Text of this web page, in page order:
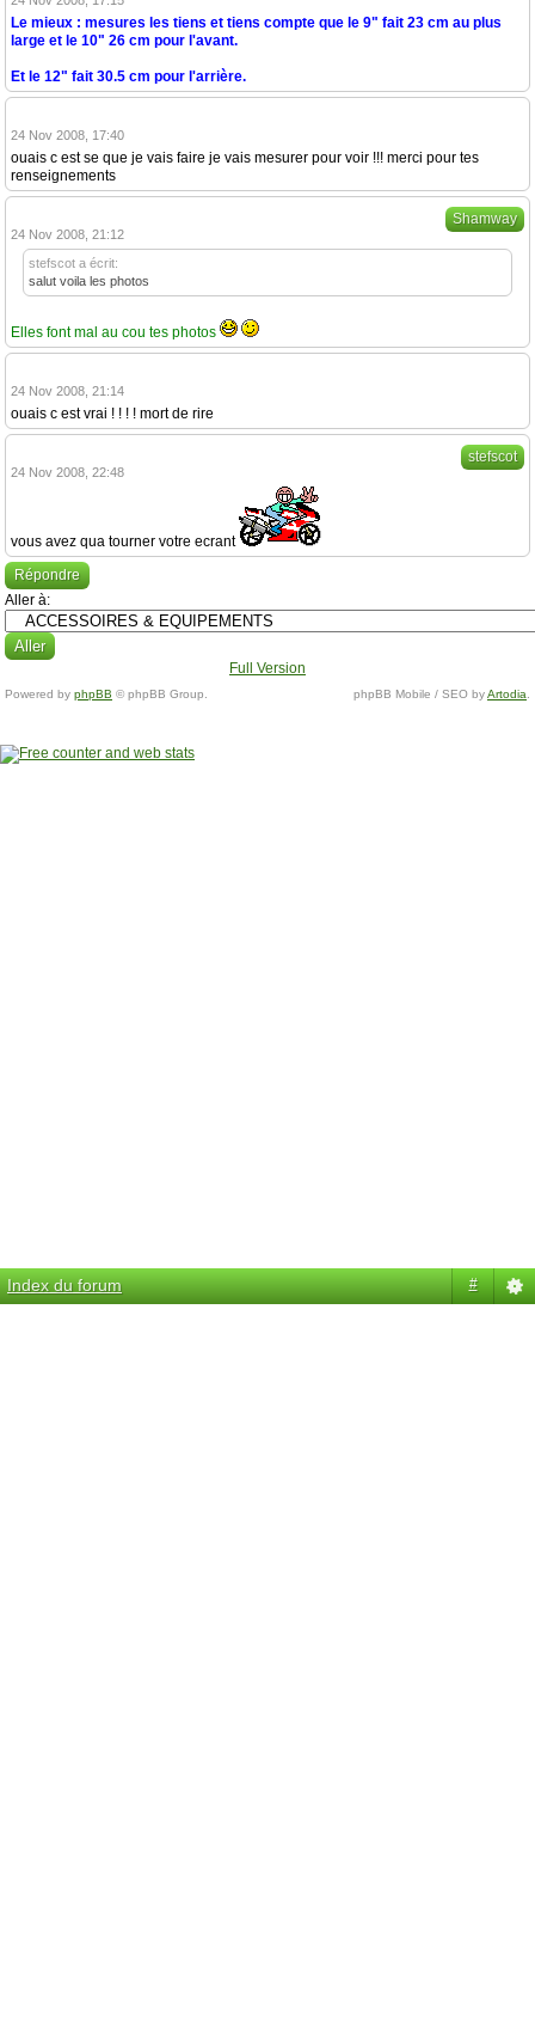
Le mieux : mesures les tiens et tiens compte que le 9" fait 23 cm au plus
large et le 10" 26 cm pour l'avant.
Et le 12" fait 30.5 cm pour l'arrière.
24 Nov 2008, 17:40
ouais c est se que je vais faire je vais mesurer pour voir !!! merci pour tes
renseignements
Shamway
24 Nov 2008, 21:12
stefscot a écrit:
salut voila les photos
Elles font mal au cou tes photos
24 Nov 2008, 21:14
ouais c est vrai ! ! ! ! mort de rire
stefscot
24 Nov 2008, 22:48
vous avez qua tourner votre ecrant
Répondre
Aller à:
Full Version
Powered by phpBB © phpBB Group. phpBB Mobile / SEO byArtodia
Index du forum #